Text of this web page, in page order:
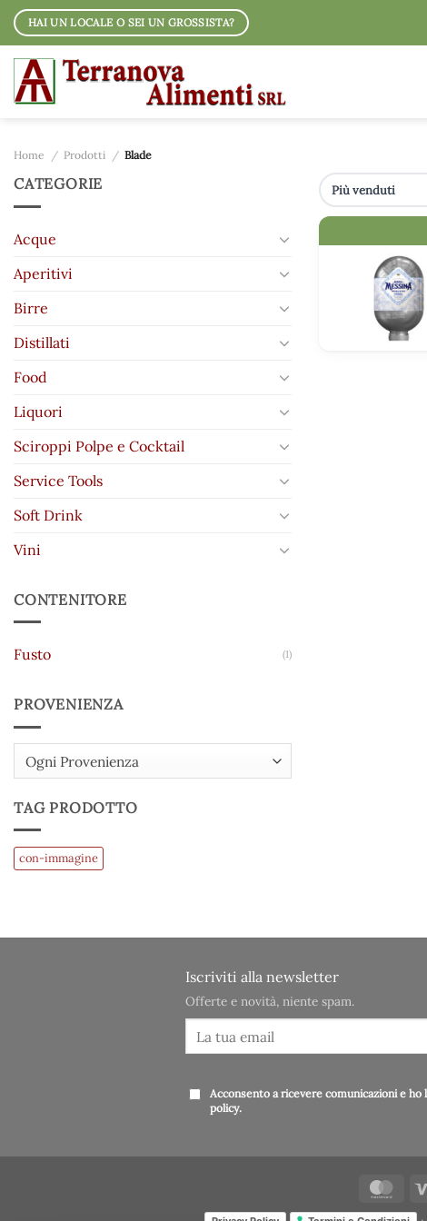
Salta
contenuti
HAI UN LOCALE O SEI UN GROSSISTA?
Home / Prodotti / Blade
CATEGORIE
Acque
Aperitivi
Birre
Distillati
Food
Liquori
Sciroppi Polpe e Cocktail
Service Tools
Soft Drink
Vini
CONTENITORE
Fusto (1)
PROVENIENZA
Ogni Provenienza
TAG PRODOTTO
con-immagine
Iscriviti alla newsletter
Offerte e novità, niente spam.
Acconsento a ricevere comunicazioni e ho
policy.